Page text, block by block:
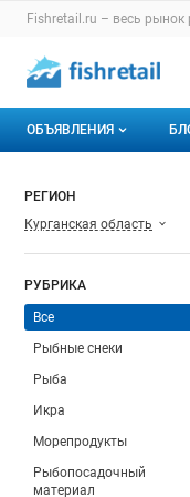
Раздел
Fishretail.ru – весь рынок
Авторизация и
Навигация по
ОБЪЯВЛЕНИЯ
Горячее предложение
РЕГИОН
Курганская область
РУБРИКА
Все
Рыбные снеки
Рыба
Икра
Морепродукты
Рыбопосадочный
материал